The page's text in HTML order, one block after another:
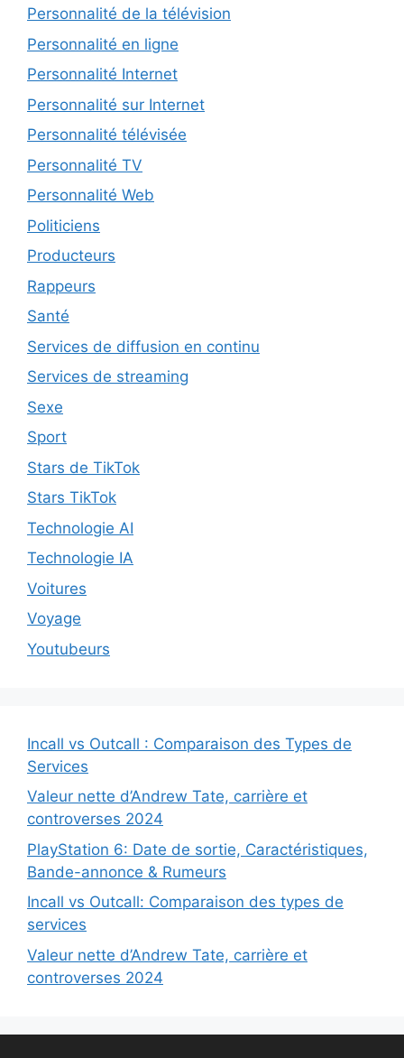
Personnalité de la télévision
Personnalité en ligne
Personnalité Internet
Personnalité sur Internet
Personnalité télévisée
Personnalité TV
Personnalité Web
Politiciens
Producteurs
Rappeurs
Santé
Services de diffusion en continu
Services de streaming
Sexe
Sport
Stars de TikTok
Stars TikTok
Technologie AI
Technologie IA
Voitures
Voyage
Youtubeurs
Incall vs Outcall : Comparaison des Types de
Services
Valeur nette d’Andrew Tate, carrière et
controverses 2024
PlayStation 6: Date de sortie, Caractéristiques,
Bande-annonce & Rumeurs
Incall vs Outcall: Comparaison des types de
services
Valeur nette d’Andrew Tate, carrière et
controverses 2024